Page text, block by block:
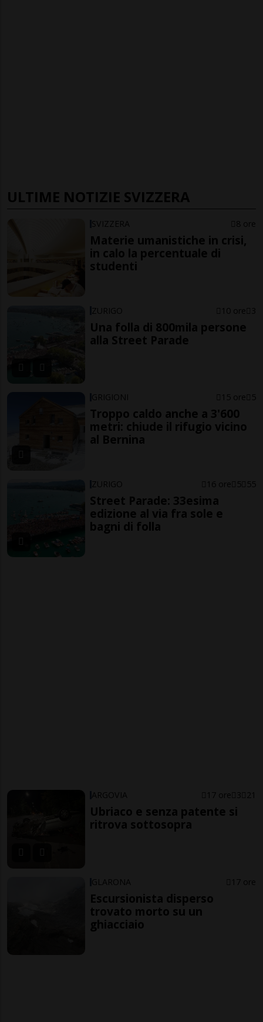
ULTIME NOTIZIE SVIZZERA
SVIZZERA 8 ore
Materie umanistiche in crisi,
in calo la percentuale di
studenti
ZURIGO 10 ore 3
Una folla di 800mila persone
alla Street Parade
GRIGIONI 15 ore 5
Troppo caldo anche a 3'600
metri: chiude il rifugio vicino
al Bernina
ZURIGO 16 ore 5 55
Street Parade: 33esima
edizione al via fra sole e
bagni di folla
ARGOVIA 17 ore 3 21
Ubriaco e senza patente si
ritrova sottosopra
GLARONA 17 ore
Escursionista disperso
trovato morto su un
ghiacciaio